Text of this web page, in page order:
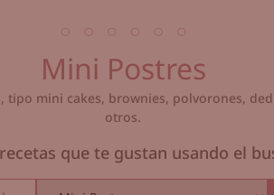
Mini Postres
tipo mini cakes, brownies, polvorones,
otros.
que te gustan usando el